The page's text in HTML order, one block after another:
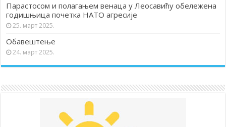
Парастосом и полагањем венаца у Леосавићу обележена
годишњица почетка НАТО агресије
25. март 2025.
Обавештење
24. март 2025.